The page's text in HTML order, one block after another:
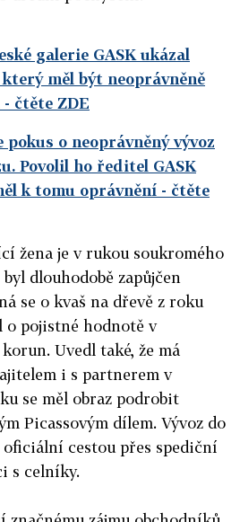
galerie GASK ukázal
měl být neoprávněně
- čtěte ZDE
o neoprávněný vývoz
Povolil ho ředitel GASK
k tomu oprávnění - čtěte
žena je v rukou soukromého
dlouhodobě zapůjčen
se o kvaš na dřevě z roku
o pojistné hodnotě v
Uvedl také, že má
i s partnerem v
se měl obraz podrobit
Picassovým dílem. Vývoz do
oficiální cestou přes spediční
s celníky.